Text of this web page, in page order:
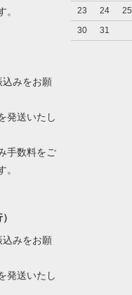
。
込みをお願
発送いたし
手数料をご
。
込みをお願
発送いたし
23
24 25
30
31